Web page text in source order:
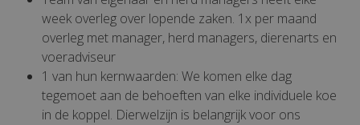
week overleg over lopende zaken. 1x per maand
overleg met manager, herd managers, dierenarts en
voeradviseur
1 van hun kernwaarden: We komen elke dag
tegemoet aan de behoeften van elke individuele koe
in de koppel. Dierwelzijn is belangrijk voor ons